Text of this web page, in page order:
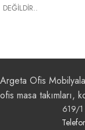
DEĞİLDİR..
Argeta Ofis
ofis masa takımları,
619/1